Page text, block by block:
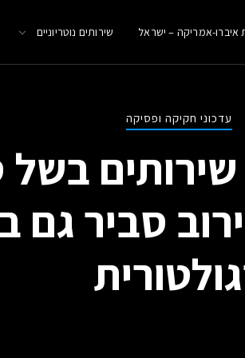
איברו-אמריקה – ישראל שירותים נוטריוניים
עדכוני חקיקה ופסיקה
שירותים
סביר